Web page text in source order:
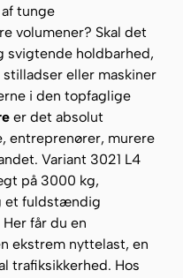
tunge
volumener? Skal det
svigtende holdbarhed,
eller maskiner
i den topfaglige
er det absolut
entreprenører, murere
Variant 3021 L4
på 3000 kg,
et fuldstændig
får du en
ekstrem nyttelast, en
trafiksikkerhed. Hos